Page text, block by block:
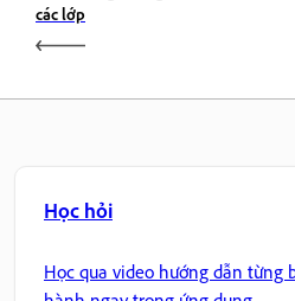
các lớp
Học hỏi
Học qua video hướng dẫn từng